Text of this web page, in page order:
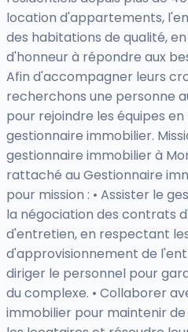
location d'appartements,
des habitations de qualité,
d'honneur à répondre aux
Afin d'accompagner leurs
recherchons une personne
pour rejoindre les équipes
gestionnaire immobilier.
gestionnaire immobilier à
rattaché au Gestionnaire
pour mission : • Assister le
la négociation des contrats
d'entretien, en respectant
d'approvisionnement de
diriger le personnel pour
du complexe. • Collaborer
immobilier pour maintenir